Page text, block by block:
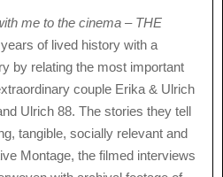
me to the cinema – THE
of lived history with a
by relating the most important
couple Erika & Ulrich
Ulrich 88. The stories they tell
tangible, socially relevant and
Montage, the filmed interviews